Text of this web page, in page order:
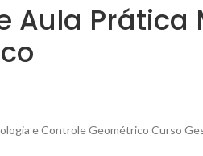
Aula
e Controle Geométrico Curso